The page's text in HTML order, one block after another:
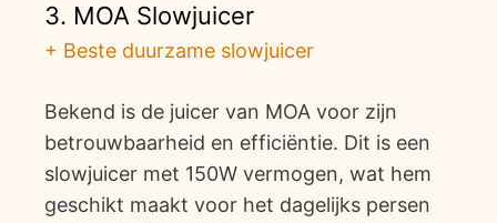
3. MOA Slowjuicer
+ Beste duurzame slowjuicer
Bekend is de juicer van MOA voor zijn
betrouwbaarheid en efficiëntie. Dit is een
slowjuicer met 150W vermogen, wat hem
geschikt maakt voor het dagelijks persen